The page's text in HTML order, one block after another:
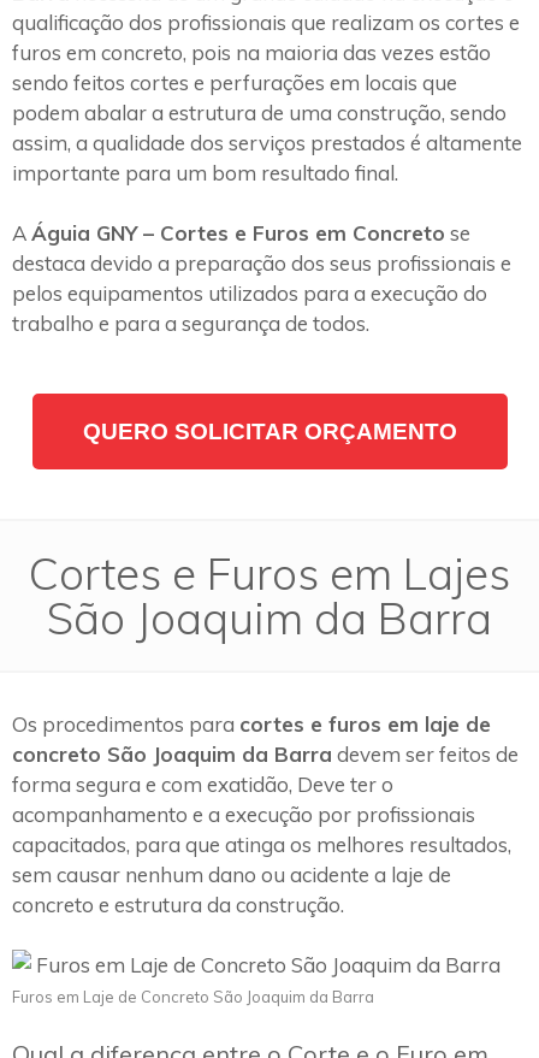
qualificação dos profissionais que realizam os cortes e
furos em concreto, pois na maioria das vezes estão
sendo feitos cortes e perfurações em locais que
podem abalar a estrutura de uma construção, sendo
assim, a qualidade dos serviços prestados é altamente
importante para um bom resultado final.
AÁguia GNY – Cortes e Furos em Concreto se
destaca devido a preparação dos seus profissionais e
pelos equipamentos utilizados para a execução do
trabalho e para a segurança de todos.
QUERO SOLICITAR ORÇAMENTO
Cortes e Furos em Lajes
São Joaquim da Barra
Os procedimentos para cortes e furos em laje de
concreto São Joaquim da Barra devem ser feitos de
forma segura e com exatidão, Deve ter o
acompanhamento e a execução por profissionais
capacitados, para que atinga os melhores resultados,
sem causar nenhum dano ou acidente a laje de
concreto e estrutura da construção.
Furos em Laje de Concreto São Joaquim da Barra